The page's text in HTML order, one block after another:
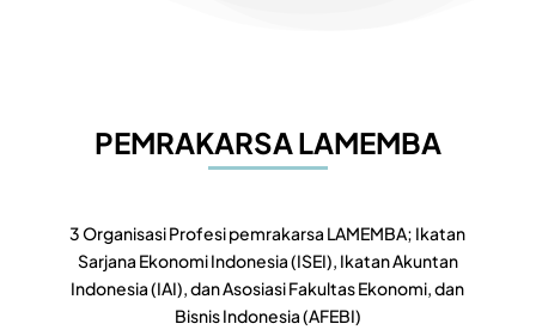
PEMRAKARSA LAMEMBA
3 Organisasi Profesi pemrakarsa LAMEMBA; Ikatan
Sarjana Ekonomi Indonesia (ISEI), Ikatan Akuntan
Indonesia (IAI), dan Asosiasi Fakultas Ekonomi, dan
Bisnis Indonesia (AFEBI)